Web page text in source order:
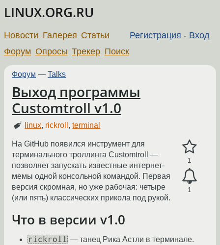
LINUX.ORG.RU
Регистрация - Вход
Новости Галерея Статьи
Форум Опросы Трекер Поиск
Форум — Talks
Выход программы
Customtroll v1.0
linux, rickroll ,terminal
1
1
На GitHub появился инструмент для
терминального троллинга Customtroll —
позволяет запускать известные интернет-
мемы одной консольной командой. Первая
версия скромная, но уже рабочая: четыре
(или пять) классических прикола под рукой.
Что в версии v1.0
rickroll — танец Рика Астли в терминале.